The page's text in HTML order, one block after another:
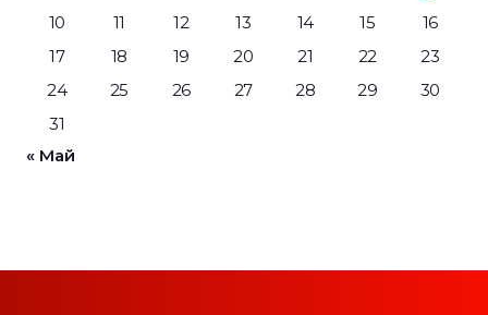
10
11 12 13 14 15
16
17
18 19 20 21 22
23
24
25 26 27 28 29
30
31
« Май